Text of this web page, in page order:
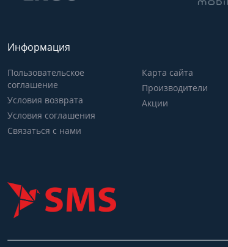
Информация
Пользовательское
соглашение
Условия возврата
Условия соглашения
Связаться с нами
Карта сайта
Производители
Акции